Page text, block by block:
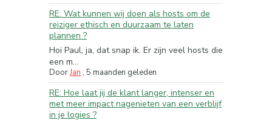
RE: Wat kunnen wij doen als hosts om de
reiziger ethisch en duurzaam te laten
plannen ?
Hoi Paul, ja, dat snap ik. Er zijn veel hosts die
een m...
DoorJan , 5 maanden geleden
RE: Hoe laat jij de klant langer, intenser en
met meer impact nagenieten van een verblijf
in je logies ?